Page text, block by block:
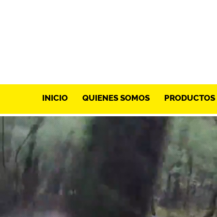
INICIO QUIENES SOMOS PRODUCTOS